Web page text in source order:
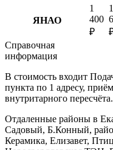
ЯНАО
1
400
₽
1
Справочная
информация
В стоимость входит
пункта по 1 адресу,
внутритарного пересчёта.
Отдаленные районы в
Садовый, Б.Конный,
Керамика, Елизавет,